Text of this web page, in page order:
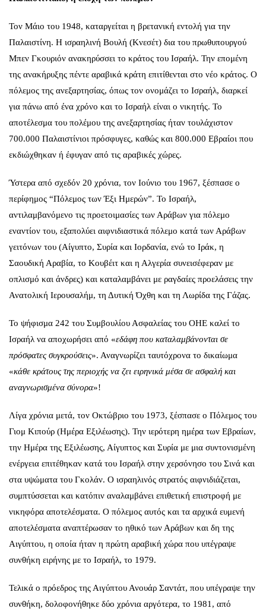
Τον Μάιο του 1948, καταργείται η βρετανική εντολή για την
Παλαιστίνη. Η ισραηλινή Βουλή (Κνεσέτ) δια του πρωθυπουργού
Μπεν Γκουριόν ανακηρύσσει το κράτος του Ισραήλ. Την επομένη
της ανακήρυξης πέντε αραβικά κράτη επιτίθενται στο νέο κράτος. Ο
πόλεμος της ανεξαρτησίας, όπως τον ονομάζει το Ισραήλ, διαρκεί
για πάνω από ένα χρόνο και το Ισραήλ είναι ο νικητής. Το
αποτέλεσμα του πολέμου της ανεξαρτησίας ήταν τουλάχιστον
700.000 Παλαιστίνιοι πρόσφυγες, καθώς και 800.000 Εβραίοι που
εκδιώχθηκαν ή έφυγαν από τις αραβικές χώρες.
Ύστερα από σχεδόν 20 χρόνια, τον Ιούνιο του 1967, ξέσπασε ο
περίφημος “Πόλεμος των Έξι Ημερών”. Το Ισραήλ,
αντιλαμβανόμενο τις προετοιμασίες των Αράβων για πόλεμο
εναντίον του, εξαπολύει αιφνιδιαστικά πόλεμο κατά των Αράβων
γειτόνων του (Αίγυπτο, Συρία και Ιορδανία, ενώ το Ιράκ, η
Σαουδική Αραβία, το Κουβέιτ και η Αλγερία συνεισέφεραν με
οπλισμό και άνδρες) και καταλαμβάνει με ραγδαίες προελάσεις την
Ανατολική Ιερουσαλήμ, τη Δυτική Όχθη και τη Λωρίδα της Γάζας.
Το ψήφισμα 242 του Συμβουλίου Ασφαλείας του ΟΗΕ καλεί το
Ισραήλ να αποχωρήσει από «εδάφη που καταλαμβάνονται σε
πρόσφατες συγκρούσεις». Αναγνωρίζει ταυτόχρονα το δικαίωμα
«κάθε κράτους της περιοχής να ζει ειρηνικά μέσα σε ασφαλή και
αναγνωρισμένα σύνορα»!
Λίγα χρόνια μετά, τον Οκτώβριο του 1973, ξέσπασε ο Πόλεμος του
Γιομ Κιπούρ (Ημέρα Εξιλέωσης). Την ιερότερη ημέρα των Εβραίων,
την Ημέρα της Εξιλέωσης, Αίγυπτος και Συρία με μια συντονισμένη
ενέργεια επιτέθηκαν κατά του Ισραήλ στην χερσόνησο του Σινά και
στα υψώματα του Γκολάν. Ο ισραηλινός στρατός αιφνιδιάζεται,
συμπτύσσεται και κατόπιν αναλαμβάνει επιθετική επιστροφή με
νικηφόρα αποτελέσματα. Ο πόλεμος αυτός και τα αρχικά ευμενή
αποτελέσματα αναπτέρωσαν το ηθικό των Αράβων και δη της
Αιγύπτου, η οποία ήταν η πρώτη αραβική χώρα που υπέγραψε
συνθήκη ειρήνης με το Ισραήλ, το 1979.
Τελικά ο πρόεδρος της Αιγύπτου Ανουάρ Σαντάτ, που υπέγραψε την
συνθήκη, δολοφονήθηκε δύο χρόνια αργότερα, το 1981, από